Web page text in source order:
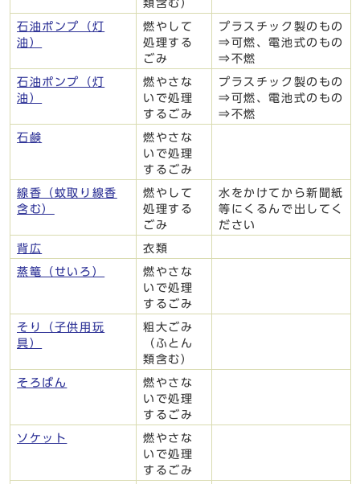
類含む）
石油ポンプ（灯
油）
燃やして
処理する
ごみ
プラスチック製のもの
⇒可燃、電池式のもの
⇒不燃
石油ポンプ（灯
油）
燃やさな
いで処理
するごみ
プラスチック製のもの
⇒可燃、電池式のもの
⇒不燃
石鹸
燃やさな
いで処理
するごみ
線香（蚊取り線香
含む）
燃やして
処理する
ごみ
水をかけてから新聞紙
等にくるんで出してく
ださい
背広 衣類
蒸篭（せいろ）
燃やさな
いで処理
するごみ
そり（子供用玩
具）
粗大ごみ
（ふとん
類含む）
そろばん
燃やさな
いで処理
するごみ
ソケット
燃やさな
いで処理
するごみ